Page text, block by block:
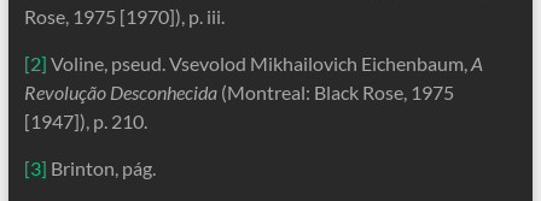
Rose, 1975 [1970]), p. iii.
[2] Voline, pseud. Vsevolod Mikhailovich Eichenbaum, A
Revolução Desconhecida(Montreal: Black Rose, 1975
[1947]), p. 210.
[3] Brinton, pág.